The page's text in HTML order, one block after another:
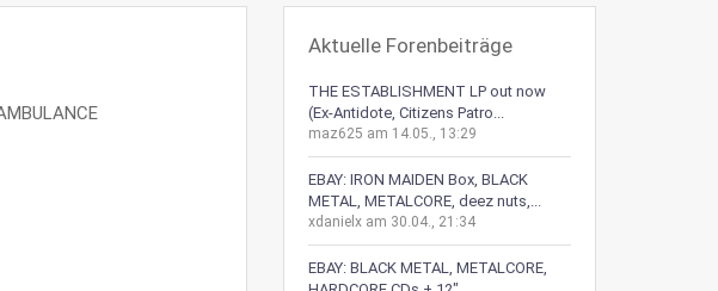
Aktuelle Forenbeiträge
THE ESTABLISHMENT LP out now
(Ex-Antidote, Citizens Patro...
maz625 am 14.05., 13:29
EBAY: IRON MAIDEN Box, BLACK
METAL, METALCORE, deez nuts,...
xdanielx am 30.04., 21:34
EBAY: BLACK METAL, METALCORE,